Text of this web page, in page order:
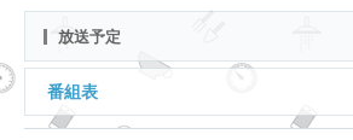
放送予定
番組表